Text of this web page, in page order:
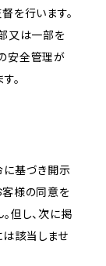
を行います。
又は一部を
安全管理が
。
に基づき開示
客様の同意を
但し、次に掲
該当しませ